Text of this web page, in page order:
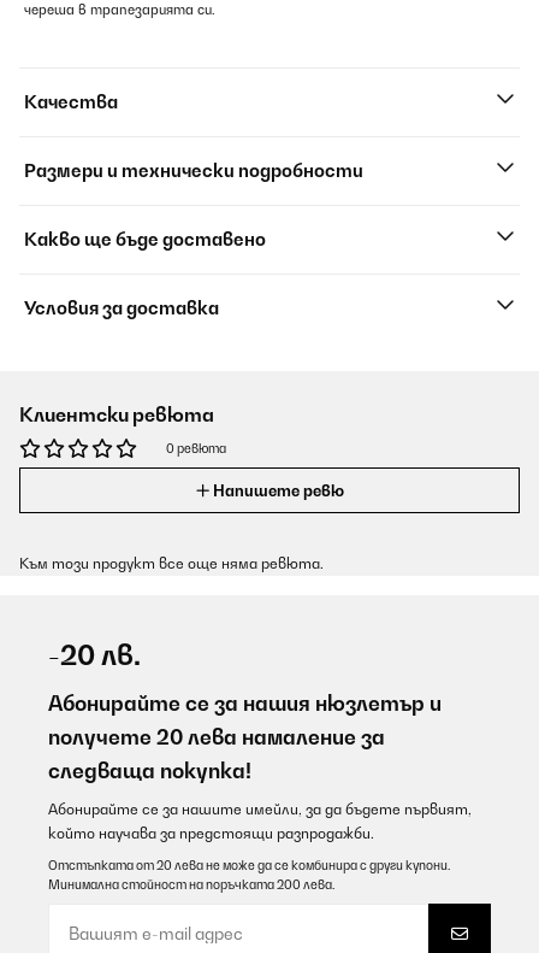
череша в трапезарията си.
Качества
Размери и технически подробности
Какво ще бъде доставено
Условия за доставка
Клиентски ревюта
0 ревюта
Напишете ревю
Към този продукт все още няма ревюта.
-20 лв.
Абонирайте се за нашия нюзлетър и
получете 20 лева намаление за
следваща покупка!
Абонирайте се за нашите имейли, за да бъдете първият,
който научава за предстоящи разпродажби.
Отстъпката от 20 лева не може да се комбинира с други купони.
Минимална стойност на поръчката 200 лева.